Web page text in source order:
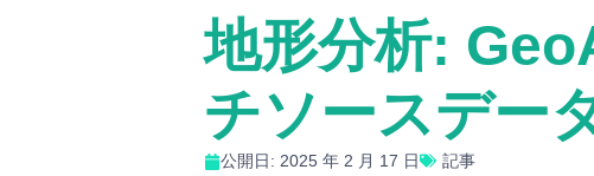
地形分析:
チソースデー
公開日: 2025 年 2 月 17 日 記事